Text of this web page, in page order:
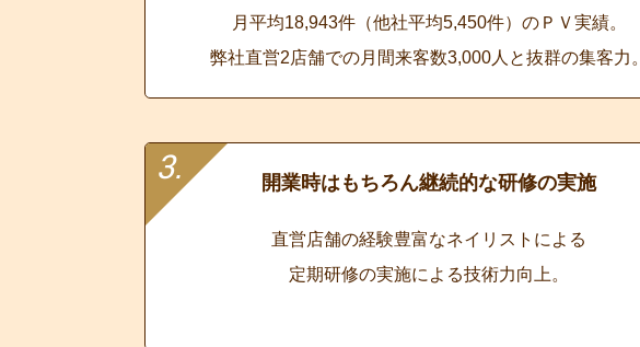
月平均18,943件（他社平均5,450件）のＰＶ実績。
弊社直営2店舗での月間来客数3,000人と抜群の集客力。
開業時はもちろん継続的な研修の実施
直営店舗の経験豊富なネイリストによる
定期研修の実施による技術力向上。